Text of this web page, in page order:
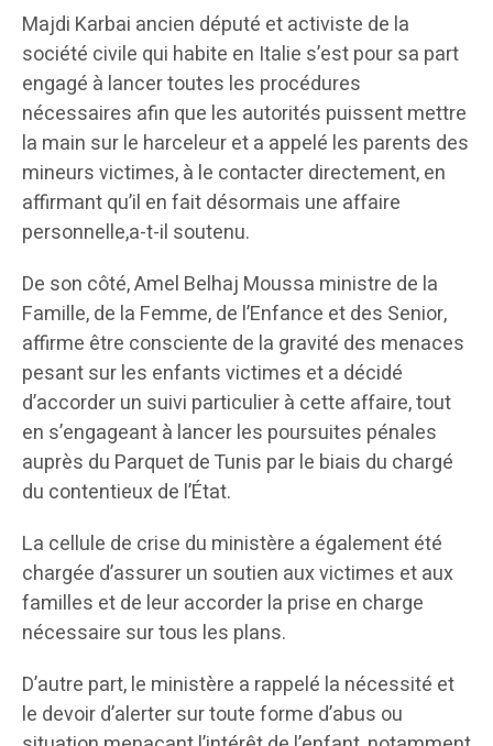
Majdi Karbai ancien député et activiste de la
société civile qui habite en Italie s’est pour sa part
engagé à lancer toutes les procédures
nécessaires afin que les autorités puissent mettre
la main sur le harceleur et a appelé les parents des
mineurs victimes, à le contacter directement, en
affirmant qu’il en fait désormais une affaire
personnelle,a-t-il soutenu.
De son côté, Amel Belhaj Moussa ministre de la
Famille, de la Femme, de l’Enfance et des Senior,
affirme être consciente de la gravité des menaces
pesant sur les enfants victimes et a décidé
d’accorder un suivi particulier à cette affaire, tout
en s’engageant à lancer les poursuites pénales
auprès du Parquet de Tunis par le biais du chargé
du contentieux de l’État.
La cellule de crise du ministère a également été
chargée d’assurer un soutien aux victimes et aux
familles et de leur accorder la prise en charge
nécessaire sur tous les plans.
D’autre part, le ministère a rappelé la nécessité et
le devoir d’alerter sur toute forme d’abus ou